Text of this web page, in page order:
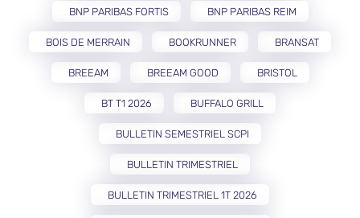
BNP PARIBAS FORTIS BNP PARIBAS REIM
BOIS DE MERRAIN BOOKRUNNER BRANSAT
BREEAM BREEAM GOOD BRISTOL
BT T1 2026 BUFFALO GRILL
BULLETIN SEMESTRIEL SCPI
BULLETIN TRIMESTRIEL
BULLETIN TRIMESTRIEL 1T 2026